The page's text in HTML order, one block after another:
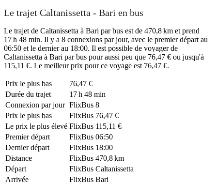
Le trajet Caltanissetta - Bari en bus
Le trajet de Caltanissetta à Bari par bus est de 470,8 km et prend
17 h 48 min. Il y a 8 connexions par jour, avec le premier départ au
06:50 et le dernier au 18:00. Il est possible de voyager de
Caltanissetta à Bari par bus pour aussi peu que 76,47 € ou jusqu'à
115,11 €. Le meilleur prix pour ce voyage est 76,47 €.
Prix ​​le plus bas
76,47 €
Durée du trajet
17 h 48 min
Connexion par jour FlixBus 8
Prix ​​le plus bas
FlixBus 76,47 €
Le prix le plus élevé FlixBus 115,11 €
Premier départ
FlixBus 06:50
Dernier départ
FlixBus 18:00
Distance
FlixBus 470,8 km
Départ
FlixBus Caltanissetta
Arrivée
FlixBus Bari